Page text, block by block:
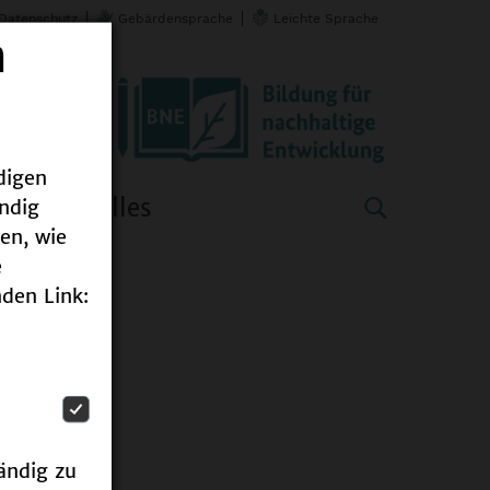
wie
Link:
zu
Gebärdensprache Leichte Sprache
Aktuelles